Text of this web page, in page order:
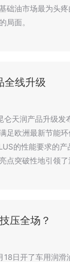
础油市场最为头
局面。
全线升级
天润产品升级
足欧洲最新节能
的性能要求的
突破性地引领了
压全场？
日开了车用润滑